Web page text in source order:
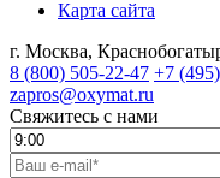
Карта сайта
г. Москва,
8 (800) 505-22-47 +7 (495)
zapros@oxymat.ru
Свяжитесь с нами